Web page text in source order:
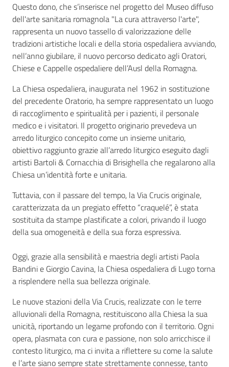
Questo dono, che s’inserisce nel progetto del Museo diffuso
dell'arte sanitaria romagnola "La cura attraverso l'arte",
rappresenta un nuovo tassello di valorizzazione delle
tradizioni artistiche locali e della storia ospedaliera avviando,
nell’anno giubilare, il nuovo percorso dedicato agli Oratori,
Chiese e Cappelle ospedaliere dell’Ausl della Romagna.
La Chiesa ospedaliera, inaugurata nel 1962 in sostituzione
del precedente Oratorio, ha sempre rappresentato un luogo
di raccoglimento e spiritualità per i pazienti, il personale
medico e i visitatori. Il progetto originario prevedeva un
arredo liturgico concepito come un insieme unitario,
obiettivo raggiunto grazie all’arredo liturgico eseguito dagli
artisti Bartoli & Cornacchia di Brisighella che regalarono alla
Chiesa un’identità forte e unitaria.
Tuttavia, con il passare del tempo, la Via Crucis originale,
caratterizzata da un pregiato effetto “craquelé”, è stata
sostituita da stampe plastificate a colori, privando il luogo
della sua omogeneità e della sua forza espressiva.
Oggi, grazie alla sensibilità e maestria degli artisti Paola
Bandini e Giorgio Cavina, la Chiesa ospedaliera di Lugo torna
a risplendere nella sua bellezza originale.
Le nuove stazioni della Via Crucis, realizzate con le terre
alluvionali della Romagna, restituiscono alla Chiesa la sua
unicità, riportando un legame profondo con il territorio. Ogni
opera, plasmata con cura e passione, non solo arricchisce il
contesto liturgico, ma ci invita a riflettere su come la salute
e l’arte siano sempre state strettamente connesse, tanto